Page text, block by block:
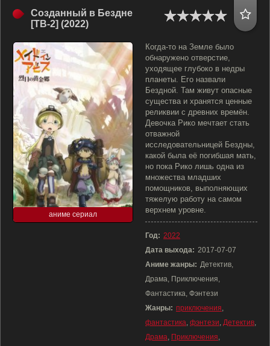
Созданный в Бездне
[ТВ-2] (2022)
аниме сериал
Когда-то на Земле было
обнаружено отверстие,
уходящее глубоко в недры
планеты. Его назвали
Бездной. Там живут опасные
существа и хранятся ценные
реликвии с древних времён.
Девочка Рико мечтает стать
отважной
исследовательницей Бездны,
какой была её погибшая мать,
но пока Рико лишь одна из
множества младших
помощников, выполняющих
тяжелую работу на самом
верхнем уровне.
Год: 2022
Дата выхода: 2017-07-07
Аниме жанры: Детектив,
Драма, Приключения,
Фантастика, Фэнтези
Жанры: приключения,
фантастика, фэнтези, Детектив,
Драма, Приключения,